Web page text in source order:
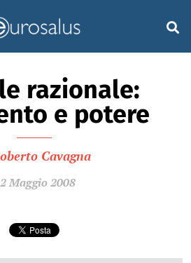
razionale:
e potere
Cavagna
Maggio 2008